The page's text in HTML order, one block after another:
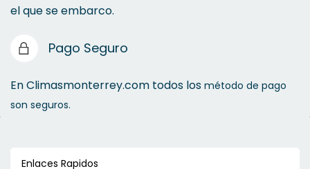
el que se embarco.
Pago Seguro
En Climasmonterrey.com todos los método de pago
son seguros.
Enlaces Rapidos